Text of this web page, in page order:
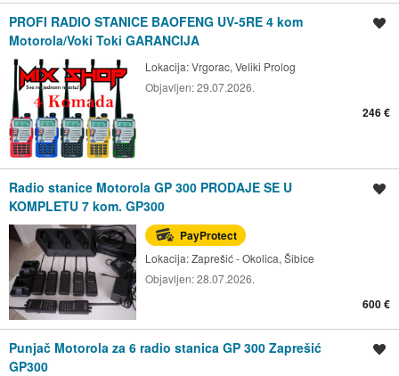
PROFI RADIO STANICE BAOFENG UV-5RE 4 kom
Motorola/Voki Toki GARANCIJA
Lokacija:Vrgorac, Veliki Prolog
Objavljen:29.07.2026.
246 €
Radio stanice Motorola GP 300 PRODAJE SE U
KOMPLETU 7 kom. GP300
PayProtect
Lokacija:Zaprešić - Okolica, Šibice
Objavljen:28.07.2026.
600 €
Punjač Motorola za 6 radio stanica GP 300 Zaprešić
GP300